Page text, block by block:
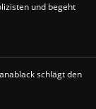
und begeht
schlägt den